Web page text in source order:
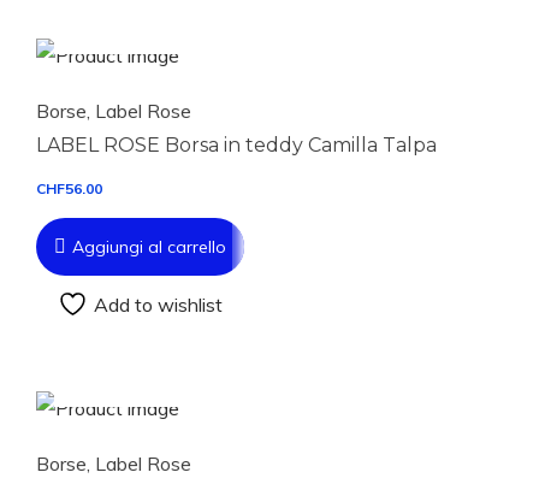
Borse Label Rose
LABEL ROSE Borsa in teddy Camilla Talpa
CHF56.00
Aggiungi al carrello
Add to wishlist
Borse Label Rose